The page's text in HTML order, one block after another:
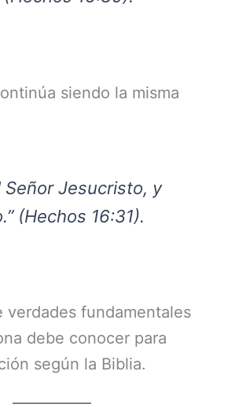
siendo la misma
Señor Jesucristo, y
(Hechos 16:31).
verdades fundamentales
debe conocer para
según la Biblia.